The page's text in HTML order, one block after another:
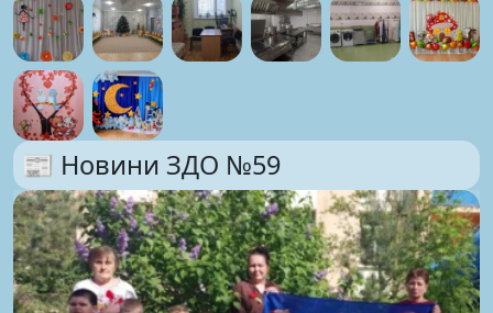
📰 Новини ЗДО №59